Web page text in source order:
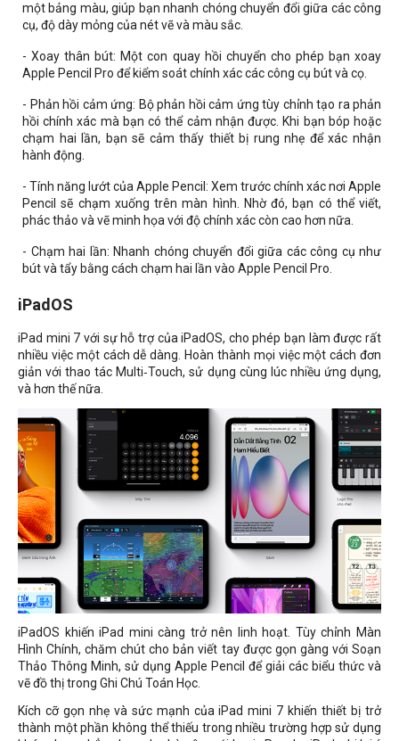
một bảng màu, giúp bạn nhanh chóng chuyển đổi giữa các công
cụ, độ dày mỏng của nét vẽ và màu sắc.
- Xoay thân bút: Một con quay hồi chuyển cho phép bạn xoay
Apple Pencil Pro để kiểm soát chính xác các công cụ bút và cọ.
- Phản hồi cảm ứng: Bộ phản hồi cảm ứng tùy chỉnh tạo ra phản
hồi chính xác mà bạn có thể cảm nhận được. Khi bạn bóp hoặc
chạm hai lần, bạn sẽ cảm thấy thiết bị rung nhẹ để xác nhận
hành động.
- Tính năng lướt của Apple Pencil: Xem trước chính xác nơi Apple
Pencil sẽ chạm xuống trên màn hình. Nhờ đó, bạn có thể viết,
phác thảo và vẽ minh họa với độ chính xác còn cao hơn nữa.
- Chạm hai lần: Nhanh chóng chuyển đổi giữa các công cụ như
bút và tẩy bằng cách chạm hai lần vào Apple Pencil Pro.
iPadOS
iPad mini 7 với sự hỗ trợ của iPadOS, cho phép bạn làm được rất
nhiều việc một cách dễ dàng. Hoàn thành mọi việc một cách đơn
giản với thao tác Multi‑Touch, sử dụng cùng lúc nhiều ứng dụng,
và hơn thế nữa.
iPadOS khiến iPad mini càng trở nên linh hoạt. Tùy chỉnh Màn
Hình Chính, chăm chút cho bản viết tay được gọn gàng với Soạn
Thảo Thông Minh, sử dụng Apple Pencil để giải các biểu thức và
vẽ đồ thị trong Ghi Chú Toán Học.
Kích cỡ gọn nhẹ và sức mạnh của iPad mini 7 khiến thiết bị trở
thành một phần không thể thiếu trong nhiều trường hợp sử dụng